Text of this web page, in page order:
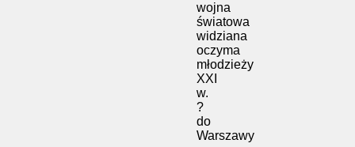
wojna
światowa
widziana
oczyma
młodzieży
XXI
w.
?
do
Warszawy